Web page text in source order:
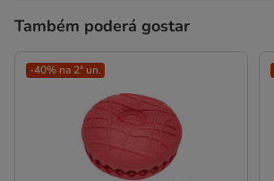
Também poderá gostar
-40% na 2ª un.